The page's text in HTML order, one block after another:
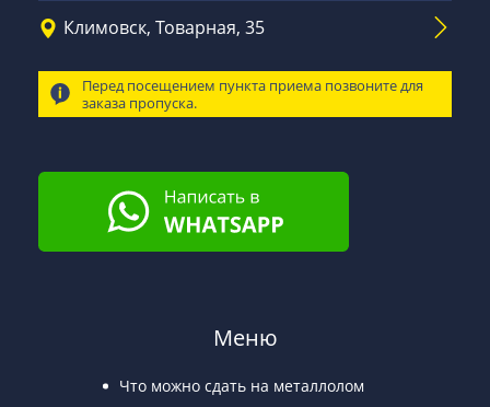
Климовск, Товарная, 35
Перед посещением пункта приема позвоните для
заказа пропуска.
Меню
Что можно сдать на металлолом